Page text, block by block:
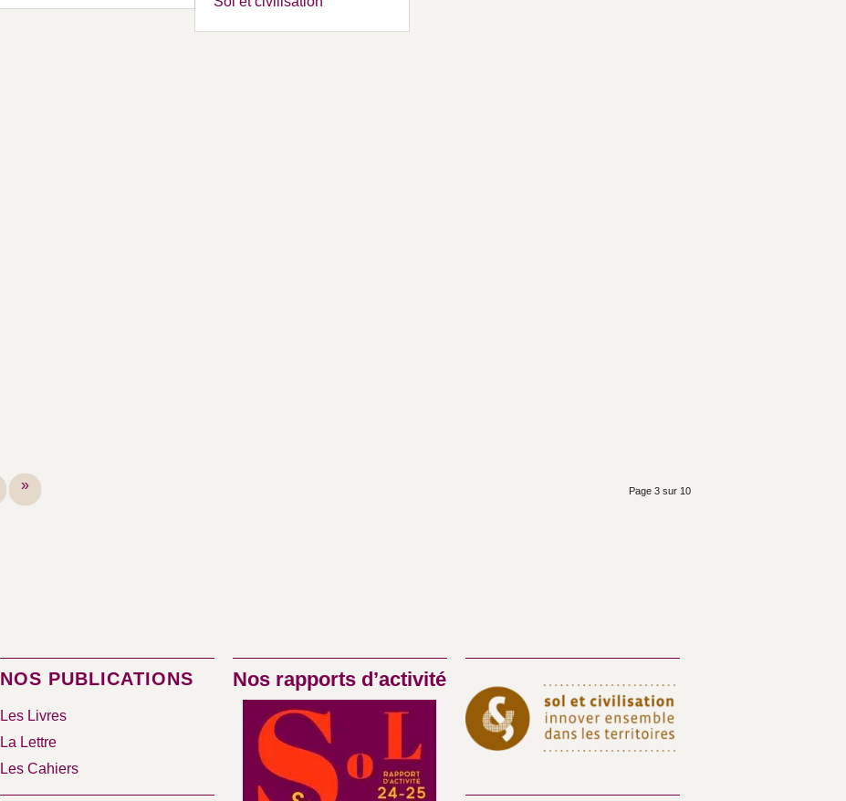
Page 3 sur 10
»
NOS PUBLICATIONS
Les Livres
La Lettre
Les Cahiers
Nos rapports d’activité